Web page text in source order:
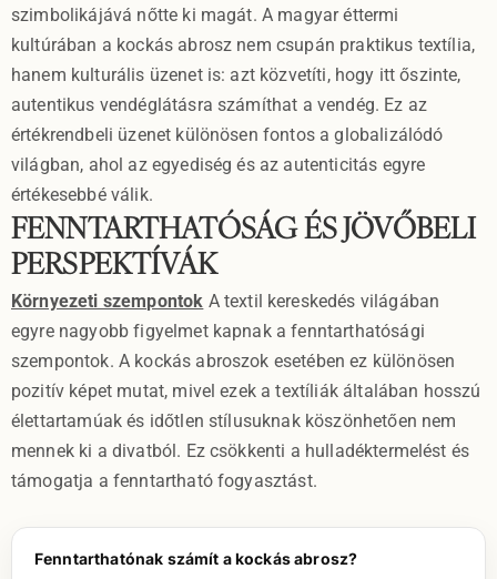
szimbolikájává nőtte ki magát. A magyar éttermi
kultúrában a kockás abrosz nem csupán praktikus textília,
hanem kulturális üzenet is: azt közvetíti, hogy itt őszinte,
autentikus vendéglátásra számíthat a vendég. Ez az
értékrendbeli üzenet különösen fontos a globalizálódó
világban, ahol az egyediség és az autenticitás egyre
értékesebbé válik.
FENNTARTHATÓSÁG ÉS JÖVŐBELI
PERSPEKTÍVÁK
Környezeti szempontok A textil kereskedés világában
egyre nagyobb figyelmet kapnak a fenntarthatósági
szempontok. A kockás abroszok esetében ez különösen
pozitív képet mutat, mivel ezek a textíliák általában hosszú
élettartamúak és időtlen stílusuknak köszönhetően nem
mennek ki a divatból. Ez csökkenti a hulladéktermelést és
támogatja a fenntartható fogyasztást.
Fenntarthatónak számít a kockás abrosz?